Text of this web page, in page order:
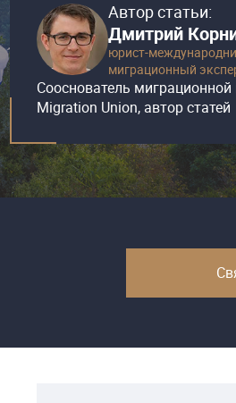
Автор статьи:
Дмитрий
юрист-
миграционный
Сооснователь
Migration Union, автор статей